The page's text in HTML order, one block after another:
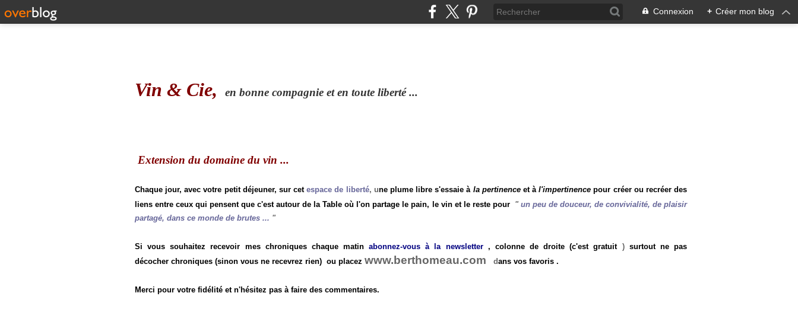
Connexion + Créer mon blog
Vin & Cie, en bonne compagnie et en toute liberté ...
Extension du domaine du vin ...
Chaque jour, avec votre petit déjeuner, sur cetespace de liberté, une plume libre s'essaie à la pertinenceet àl'impertinence pour créer ou recréer des
liens entre ceux qui pensent que c'est autour de la Table où l'on partage le pain, le vin et le reste pour "un peu de douceur, de convivialité, de plaisir
partagé, dans ce monde de brutes ... "
Si vous souhaitez recevoir mes chroniques chaque matinabonnez-vous à la newsletter, colonne de droite (c'est gratuit) surtout ne pas
décocher chroniques (sinon vous ne recevrez rien) ou placez www.berthomeau.com dans vos favoris .
Merci pour votre fidélité et n'hésitez pas à faire des commentaires.